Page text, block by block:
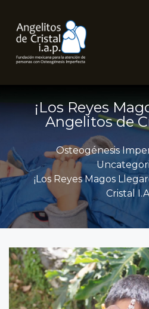
¡Los Reyes
Angelitos de
Osteogénesis
¡Los Reyes Magos
Cristal